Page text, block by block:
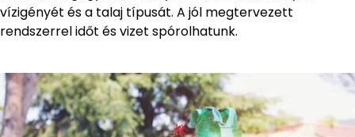
vízigényét és a talaj típusát. A jól megtervezett
rendszerrel időt és vizet spórolhatunk.